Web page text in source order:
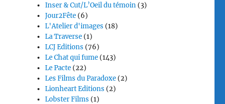
Inser & Cut/L’Oeil du témoin (3)
Jour2Fête (6)
L'Atelier d'images (18)
La Traverse (1)
LCJ Editions (76)
Le Chat qui fume (143)
Le Pacte (22)
Les Films du Paradoxe (2)
Lionheart Editions (2)
Lobster Films (1)